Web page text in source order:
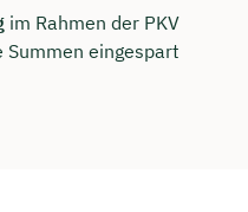
im Rahmen der PKV
eingespart